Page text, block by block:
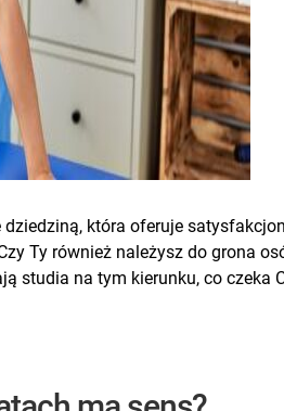
która oferuje
Ty również należysz do grona
studia na tym kierunku, co czeka